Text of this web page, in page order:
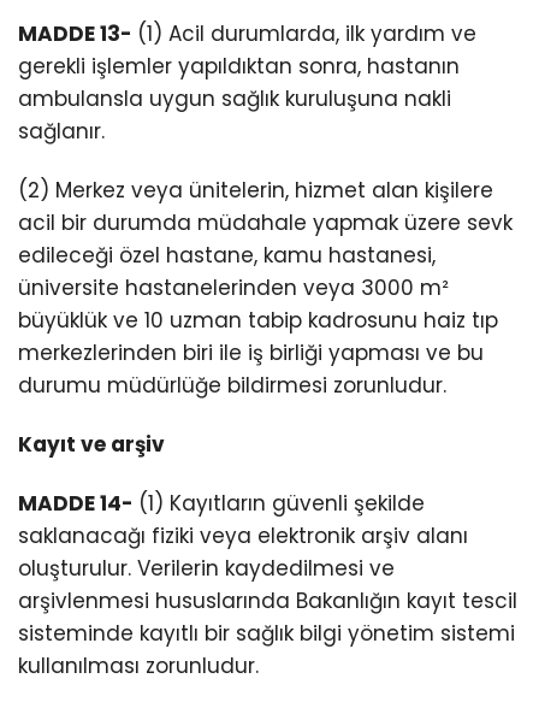
MADDE 13- (1) Acil durumlarda, ilk yardım ve
gerekli işlemler yapıldıktan sonra, hastanın
ambulansla uygun sağlık kuruluşuna nakli
sağlanır.
(2) Merkez veya ünitelerin, hizmet alan kişilere
acil bir durumda müdahale yapmak üzere sevk
edileceği özel hastane, kamu hastanesi,
üniversite hastanelerinden veya 3000 m²
büyüklük ve 10 uzman tabip kadrosunu haiz tıp
merkezlerinden biri ile iş birliği yapması ve bu
durumu müdürlüğe bildirmesi zorunludur.
Kayıt ve arşiv
MADDE 14- (1) Kayıtların güvenli şekilde
saklanacağı fiziki veya elektronik arşiv alanı
oluşturulur. Verilerin kaydedilmesi ve
arşivlenmesi hususlarında Bakanlığın kayıt tescil
sisteminde kayıtlı bir sağlık bilgi yönetim sistemi
kullanılması zorunludur.